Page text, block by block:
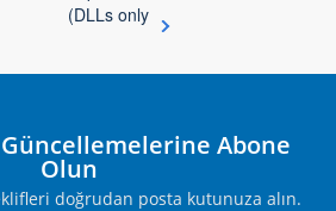
(DLLs only
Abone
Olun
doğrudan posta kutunuza alın.